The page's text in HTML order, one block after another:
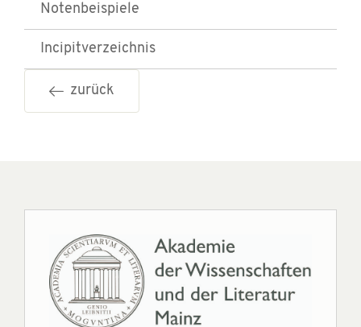
Notenbeispiele
Incipitverzeichnis
zurück